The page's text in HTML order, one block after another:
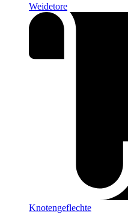
Weidetore
Knotengeflechte